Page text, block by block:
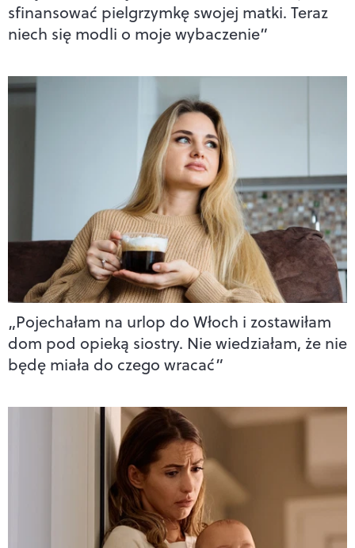
sfinansować pielgrzymkę swojej matki. Teraz
niech się modli o moje wybaczenie”
„Pojechałam na urlop do Włoch i zostawiłam
dom pod opieką siostry. Nie wiedziałam, że nie
będę miała do czego wracać”